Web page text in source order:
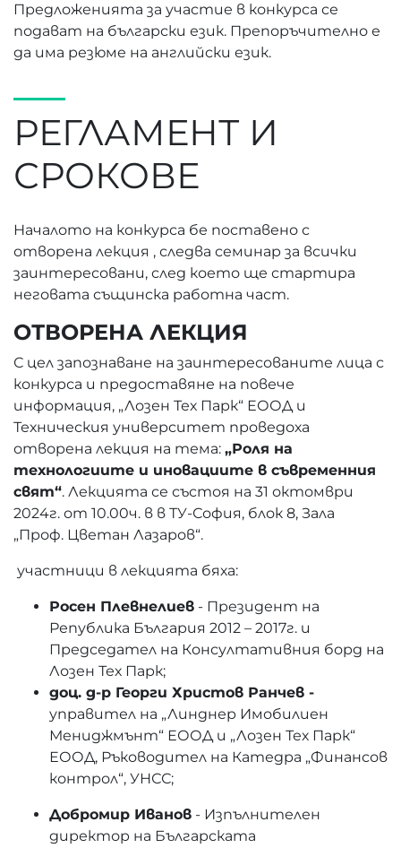
Предложенията за участие в конкурса се
подават на български език. Препоръчително е
да има резюме на английски език.
РЕГЛАМЕНТ И
СРОКОВЕ
Началото на конкурса бе поставено с
отворена лекция , следва семинар за всички
заинтересовани, след което ще стартира
неговата същинска работна част.
ОТВОРЕНА ЛЕКЦИЯ
С цел запознаване на заинтересованите лица с
конкурса и предоставяне на повече
информация, „Лозен Тех Парк“ ЕООД и
Техническия университет проведоха
отворена лекция на тема: „Роля на
технологиите и иновациите в съвременния
свят“. Лекцията се състоя на 31 октомври
2024г. от 10.00ч. в в ТУ-София, блок 8, Зала
„Проф. Цветан Лазаров“.
участници в лекцията бяха:
Росен Плевнелиев - Президент на
Република България 2012 – 2017г. и
Председател на Консултативния борд на
Лозен Тех Парк;
доц. д-р Георги Христов Ранчев -
управител на „Линднер Имобилиен
Мениджмънт“ ЕООД и „Лозен Тех Парк“
ЕООД, Ръководител на Катедра „Финансов
контрол“, УНСС;
Добромир Иванов - Изпълнителен
директор на Българската